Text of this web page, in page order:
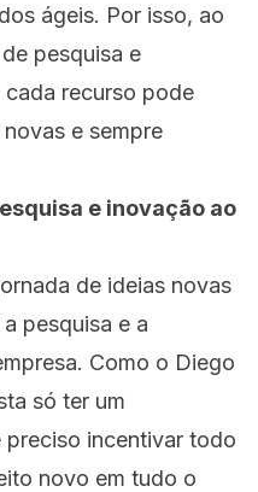
ágeis. Por isso, ao
pesquisa e
recurso pode
e sempre
e inovação ao
de ideias novas
pesquisa e a
Como o Diego
só ter um
incentivar todo
novo em tudo o